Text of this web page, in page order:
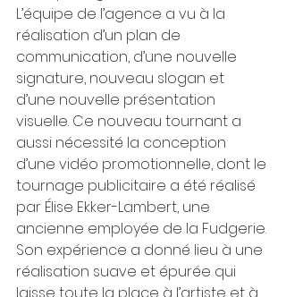
L’équipe de l’agence a vu à la
réalisation d’un plan de
communication, d’une nouvelle
signature, nouveau slogan et
d’une nouvelle présentation
visuelle. Ce nouveau tournant a
aussi nécessité la conception
d’une vidéo promotionnelle, dont le
tournage publicitaire a été réalisé
par Élise Ekker-Lambert, une
ancienne employée de la Fudgerie.
Son expérience a donné lieu à une
réalisation suave et épurée qui